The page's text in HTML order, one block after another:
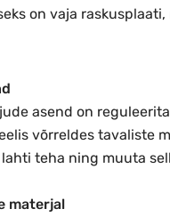
on vaja
asend on
võrreldes tavaliste
teha ning muuta
materjal